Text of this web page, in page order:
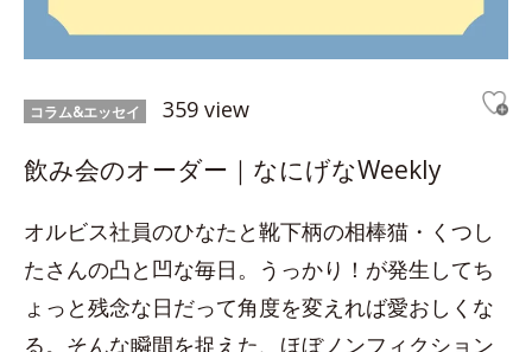
コラム&エッセイ 359 view
飲み会のオーダー｜なにげなWeekly
オルビス社員のひなたと靴下柄の相棒猫・くつし
たさんの凸と凹な毎日。うっかり！が発生してち
ょっと残念な日だって角度を変えれば愛おしくな
る。そんな瞬間を捉えた、ほぼノンフィクション